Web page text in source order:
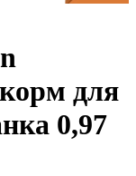
для
0,97